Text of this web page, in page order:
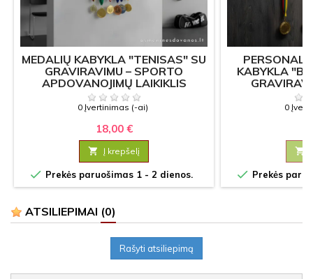
MEDALIŲ KABYKLA "TENISAS" SU
GRAVIRAVIMU – SPORTO
APDOVANOJIMŲ LAIKIKLIS
0 Įvertinimas (-ai)
18,00 €
 Į krepšelį
 Prekės paruošimas 1 - 2 dienos.
KABYKLA
0

 Prekės
ATSILIEPIMAI (0)
Rašyti atsiliepimą